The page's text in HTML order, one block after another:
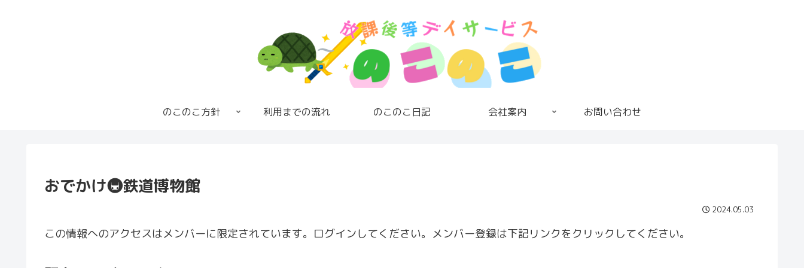
のこのこ方針 利用までの流れ のこのこ日記 会社案内 お問い合わせ
おでかけ🚇️鉄道博物館
2024.05.03
この情報へのアクセスはメンバーに限定されています。ログインしてください。メンバー登録は下記リンクをクリックしてください。